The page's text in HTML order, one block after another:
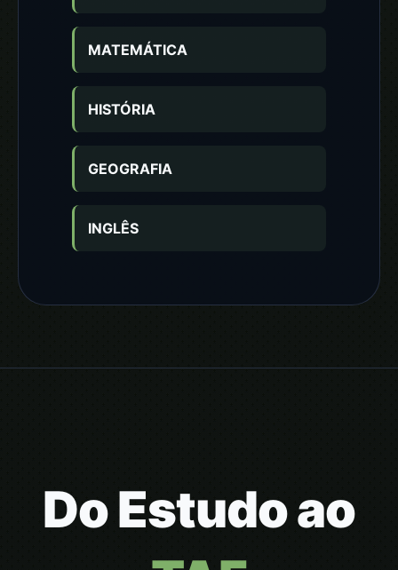
MATEMÁTICA
HISTÓRIA
GEOGRAFIA
INGLÊS
Do Estudo ao